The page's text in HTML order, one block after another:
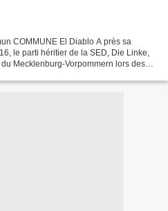
COMMUNE El Diablo A près sa
le parti héritier de la SED, Die Linke,
Mecklenburg-Vorpommern lors des